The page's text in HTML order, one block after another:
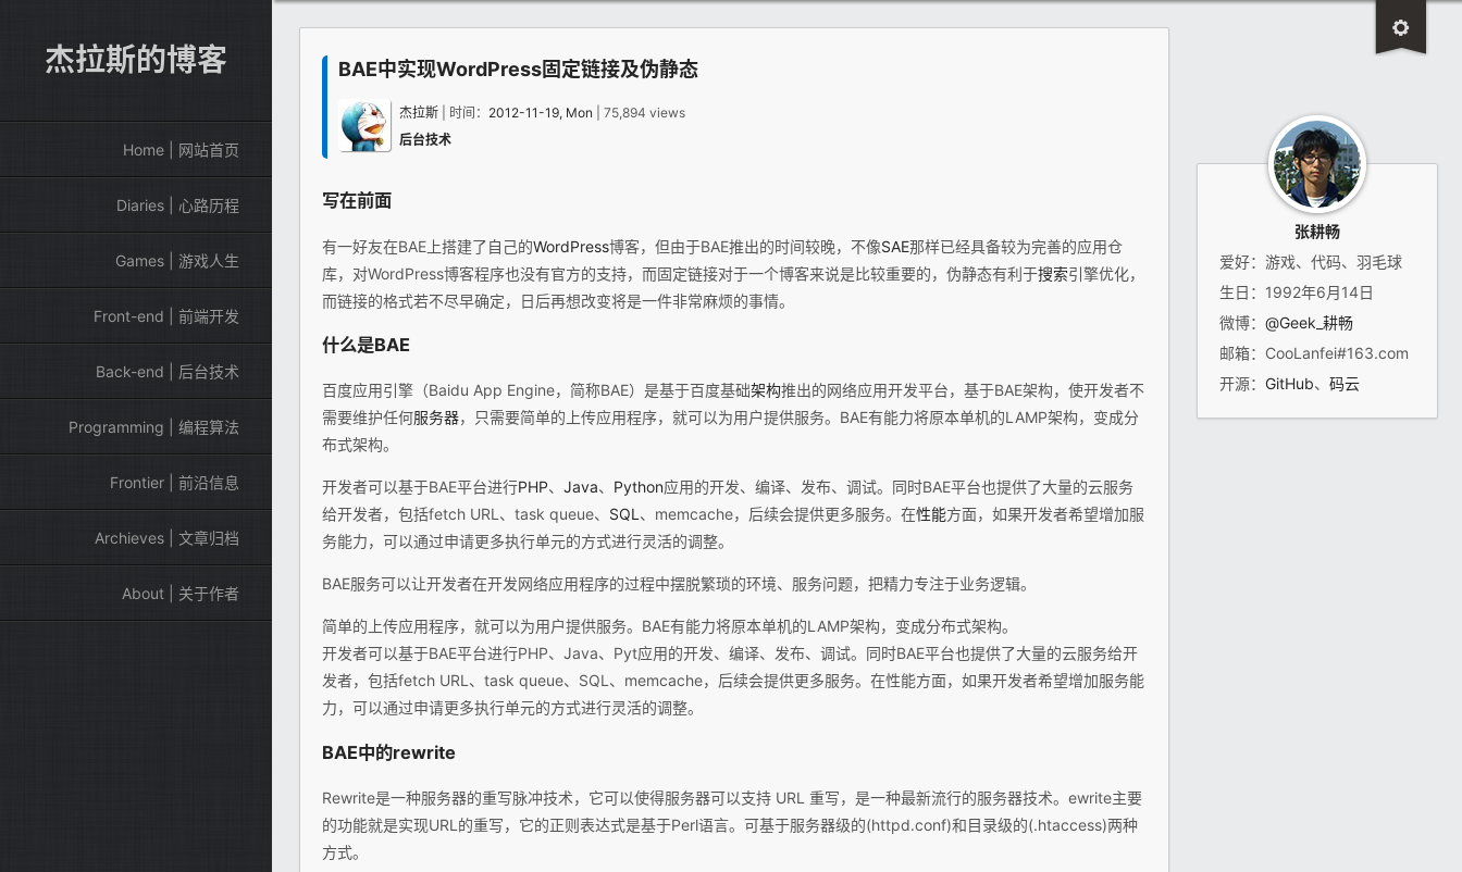
BAE中实现WordPress固定链接及伪静态
杰拉斯 | 时间： 2012-11-19, Mon | 75,894 views
后台技术
写在前面
有一好友在BAE上搭建了自己的WordPress博客，但由于BAE推出的时间较晚，不像SAE那样已经具备较为完善的应用仓
库，对WordPress博客程序也没有官方的支持，而固定链接对于一个博客来说是比较重要的，伪静态有利于搜索引擎优化，
而链接的格式若不尽早确定，日后再想改变将是一件非常麻烦的事情。
什么是BAE
百度应用引擎（Baidu App Engine，简称BAE）是基于百度基础架构推出的网络应用开发平台，基于BAE架构，使开发者不
需要维护任何服务器，只需要简单的上传应用程序，就可以为用户提供服务。BAE有能力将原本单机的LAMP架构，变成分
布式架构。
开发者可以基于BAE平台进行PHP、 Java、 Python应用的开发、编译、发布、调试。同时BAE平台也提供了大量的云服务
给开发者，包括fetch URL、task queue、 SQL 、memcache，后续会提供更多服务。在性能方面，如果开发者希望增加服
务能力，可以通过申请更多执行单元的方式进行灵活的调整。
BAE服务可以让开发者在开发网络应用程序的过程中摆脱繁琐的环境、服务问题，把精力专注于业务逻辑。
简单的上传应用程序，就可以为用户提供服务。BAE有能力将原本单机的LAMP架构，变成分布式架构。
开发者可以基于BAE平台进行PHP、Java、Pyt应用的开发、编译、发布、调试。同时BAE平台也提供了大量的云服务给开
发者，包括fetch URL、task queue、SQL、memcache，后续会提供更多服务。在性能方面，如果开发者希望增加服务能
力，可以通过申请更多执行单元的方式进行灵活的调整。
BAE中的rewrite
Rewrite是一种服务器的重写脉冲技术，它可以使得服务器可以支持 URL 重写，是一种最新流行的服务器技术。ewrite主要
的功能就是实现URL的重写，它的正则表达式是基于Perl语言。可基于服务器级的(httpd.conf)和目录级的(.htaccess)两种
方式。
杰拉斯的博客
Home | 网站首页
Diaries | 心路历程
Games | 游戏人生
Front-end | 前端开发
Back-end | 后台技术
Programming | 编程算法
Frontier | 前沿信息
Archieves | 文章归档
About | 关于作者
张耕畅
爱好：游戏、代码、羽毛球
生日：1992年6月14日
微博： @Geek_耕畅
邮箱：CooLanfei#163.com
开源： GitHub、 码云